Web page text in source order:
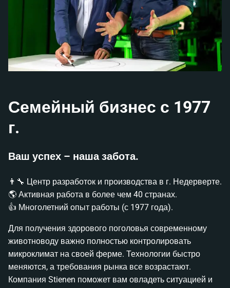
Семейный бизнес с 1977
г.
Ваш успех – наша забота.
👨‍🔧 Центр разработок и производства в г. Недерверте.
🌎 Активная работа в более чем 40 странах.
👍 Многолетний опыт работы (с 1977 года).
Для получения здорового поголовья современному
животноводу важно полностью контролировать
микроклимат на своей ферме. Технологии быстро
меняются, а требования рынка все возрастают.
Компания Stienen поможет вам овладеть ситуацией и